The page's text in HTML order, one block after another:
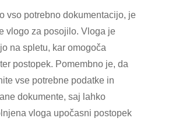
vso potrebno dokumentacijo, je
vlogo za posojilo. Vloga je
na spletu, kar omogoča
postopek. Pomembno je, da
vse potrebne podatke in
dokumente, saj lahko
vloga upočasni postopek